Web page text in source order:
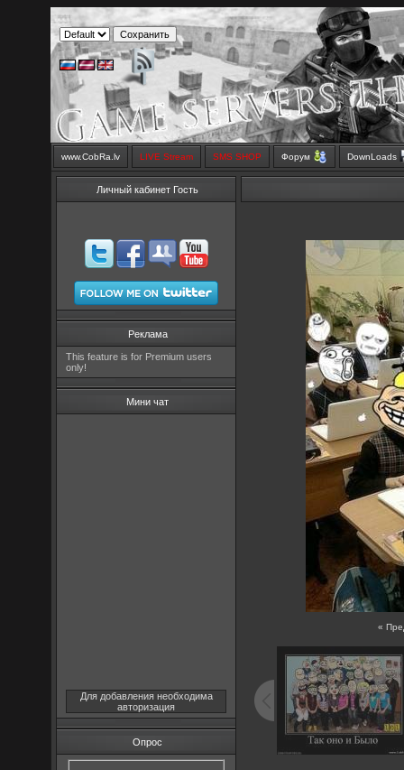
www.CobRa.lv LIVE Stream SMS SHOP Форум DownLoads
Личный кабинет Гость
Реклама
This feature is for Premium users
only!
Мини чат
Для добавления необходима
авторизация
Опрос
«